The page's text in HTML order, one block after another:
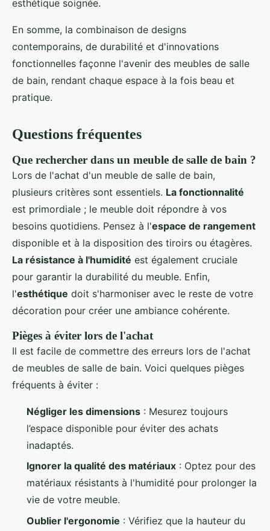
esthétique soignée.
En somme, la combinaison de designs
contemporains, de durabilité et d'innovations
fonctionnelles façonne l'avenir des meubles de salle
de bain, rendant chaque espace à la fois beau et
pratique.
Questions fréquentes
Que rechercher dans un meuble de salle de bain ?
Lors de l'achat d'un meuble de salle de bain,
plusieurs critères sont essentiels. La fonctionnalité
est primordiale ; le meuble doit répondre à vos
besoins quotidiens. Pensez à l'espace de rangement
disponible et à la disposition des tiroirs ou étagères.
La résistance à l'humidité est également cruciale
pour garantir la durabilité du meuble. Enfin,
l'esthétique doit s'harmoniser avec le reste de votre
décoration pour créer une ambiance cohérente.
Pièges à éviter lors de l'achat
Il est facile de commettre des erreurs lors de l'achat
de meubles de salle de bain. Voici quelques pièges
fréquents à éviter :
Négliger les dimensions : Mesurez toujours
l’espace disponible pour éviter des achats
inadaptés.
Ignorer la qualité des matériaux : Optez pour des
matériaux résistants à l'humidité pour prolonger la
vie de votre meuble.
Oublier l'ergonomie : Vérifiez que la hauteur du